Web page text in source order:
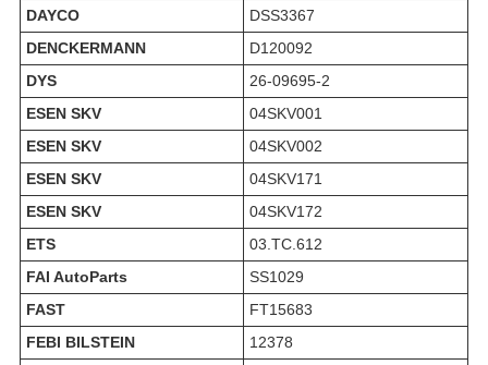
DAYCO
DSS3367
DENCKERMANN
D120092
DYS
26-09695-2
ESEN SKV
04SKV001
ESEN SKV
04SKV002
ESEN SKV
04SKV171
ESEN SKV
04SKV172
ETS
03.TC.612
FAI AutoParts
SS1029
FAST
FT15683
FEBI BILSTEIN
12378